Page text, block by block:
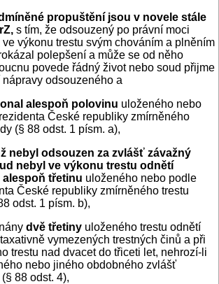
propuštění jsou v novele stále
s tím, že odsouzený po právní moci
výkonu trestu svým chováním a plněním
polepšení a může se od něho
povede řádný život nebo soud přijme
odsouzeného a
alespoň polovinu uloženého nebo
České republiky zmírněného
(§ 88 odst. 1 písm. a),
nebyl odsouzen za zvlášť závažný
nebyl ve výkonu trestu odnětí
třetinu uloženého nebo podle
České republiky zmírněného trestu
odst. 1 písm. b),
dvě třetiny uloženého trestu odnětí
vymezených trestných činů a při
trestu nad dvacet do třiceti let, nehrozí-li
nebo jiného obdobného zvlášť
88 odst. 4),